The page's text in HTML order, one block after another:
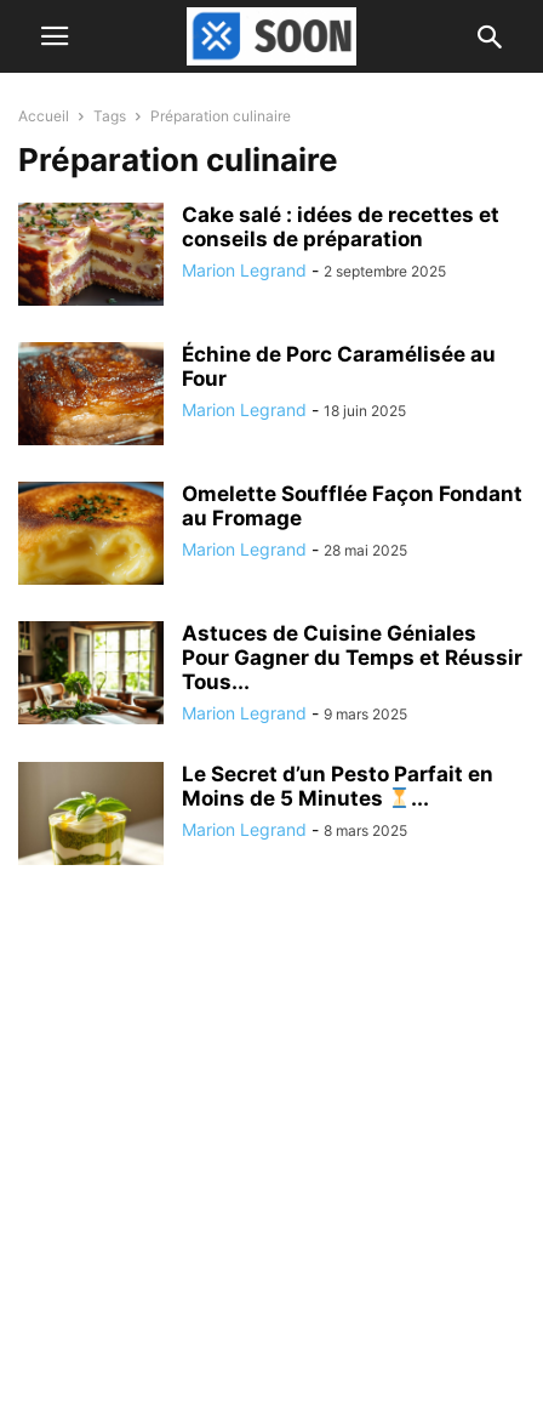
Accueil Tags Préparation culinaire
Préparation culinaire
Cake salé : idées de recettes et
conseils de préparation
Marion Legrand - 2 septembre 2025
Échine de Porc Caramélisée au
Four
Marion Legrand - 18 juin 2025
Omelette Soufflée Façon Fondant
au Fromage
Marion Legrand - 28 mai 2025
Astuces de Cuisine Géniales
Pour Gagner du Temps et Réussir
Tous...
Marion Legrand - 9 mars 2025
Le Secret d’un Pesto Parfait en
Moins de 5 Minutes
...
Marion Legrand - 8 mars 2025